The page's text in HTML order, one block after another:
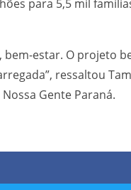
para 5,5 mil
estar. O projeto
ressaltou
Gente Paraná.